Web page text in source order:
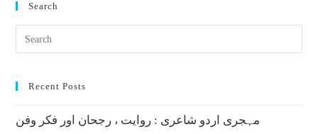
Search
Recent Posts
مہجری اردو شاعری : روایت ، رجحان اور فکر وفن